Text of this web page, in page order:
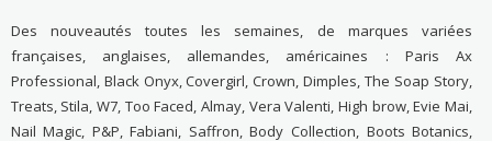
Des nouveautés toutes les semaines, de marques variées
françaises, anglaises, allemandes, américaines : Paris Ax
Professional, Black Onyx, Covergirl, Crown, Dimples, The Soap Story,
Treats, Stila, W7, Too Faced, Almay, Vera Valenti, High brow, Evie Mai,
Nail Magic, P&P, Fabiani, Saffron, Body Collection, Boots Botanics,